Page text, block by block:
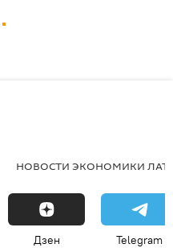
НОВОСТИ ЭКОНОМИКИ
Дзен Telegram